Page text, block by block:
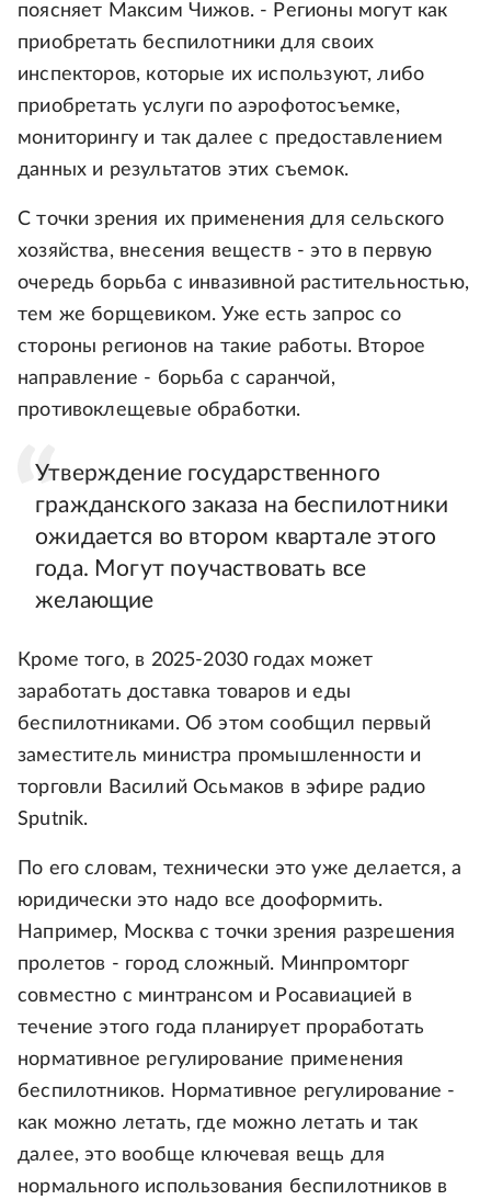
поясняет Максим Чижов. - Регионы могут как
приобретать беспилотники для своих
инспекторов, которые их используют, либо
приобретать услуги по аэрофотосъемке,
мониторингу и так далее с предоставлением
данных и результатов этих съемок.
С точки зрения их применения для сельского
хозяйства, внесения веществ - это в первую
очередь борьба с инвазивной растительностью,
тем же борщевиком. Уже есть запрос со
стороны регионов на такие работы. Второе
направление - борьба с саранчой,
противоклещевые обработки.
Утверждение государственного
гражданского заказа на беспилотники
ожидается во втором квартале этого
года. Могут поучаствовать все
желающие
Кроме того, в 2025-2030 годах может
заработать доставка товаров и еды
беспилотниками. Об этом сообщил первый
заместитель министра промышленности и
торговли Василий Осьмаков в эфире радио
Sputnik.
По его словам, технически это уже делается, а
юридически это надо все дооформить.
Например, Москва с точки зрения разрешения
пролетов - город сложный. Минпромторг
совместно с минтрансом и Росавиацией в
течение этого года планирует проработать
нормативное регулирование применения
беспилотников. Нормативное регулирование -
как можно летать, где можно летать и так
далее, это вообще ключевая вещь для
нормального использования беспилотников в